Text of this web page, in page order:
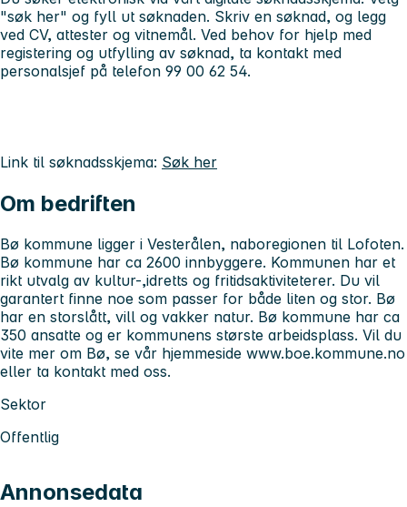
"søk her" og fyll ut søknaden. Skriv en søknad, og legg
ved CV, attester og vitnemål. Ved behov for hjelp med
registering og utfylling av søknad, ta kontakt med
personalsjef på telefon 99 00 62 54.
Link til søknadsskjema: Søk her
Om bedriften
Bø kommune ligger i Vesterålen, naboregionen til Lofoten.
Bø kommune har ca 2600 innbyggere. Kommunen har et
rikt utvalg av kultur-,idretts og fritidsaktiviteterer. Du vil
garantert finne noe som passer for både liten og stor. Bø
har en storslått, vill og vakker natur. Bø kommune har ca
350 ansatte og er kommunens største arbeidsplass. Vil du
vite mer om Bø, se vår hjemmeside www.boe.kommune.no
eller ta kontakt med oss.
Sektor
Offentlig
Annonsedata